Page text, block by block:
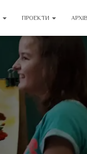
ПРОЕКТИ АРХІВ